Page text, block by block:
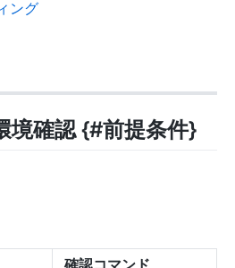
ング
境確認 {#前提条件}